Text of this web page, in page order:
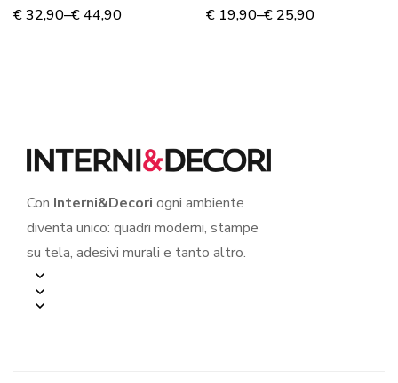
DELLA VITA”
€32,90–€44,90
BUONGIORNO SI
€ 19,90–€ 25,90
Con Interni&Decori ogni ambiente
diventa unico: quadri moderni, stampe
su tela, adesivi murali e tanto altro.